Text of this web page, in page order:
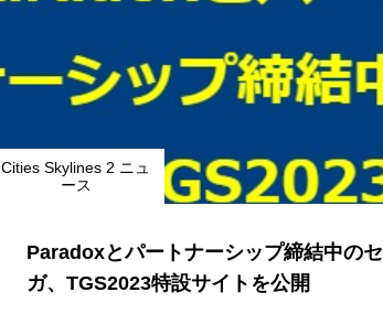
Cities Skylines 2 ニュ
ース
Paradoxとパートナーシップ締結中のセ
ガ、TGS2023特設サイトを公開